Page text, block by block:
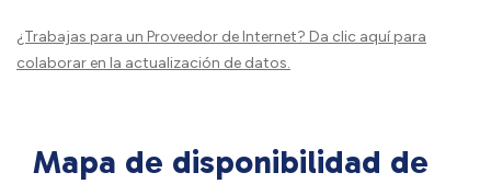
¿Trabajas para un Proveedor de Internet? Da clic aquípara
colaborar en la actualización de datos.
Mapa de disponibilidad de